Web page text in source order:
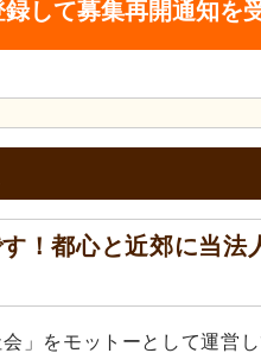
して募集再開通知を
！都心と近郊に当法
」をモットーとして運営